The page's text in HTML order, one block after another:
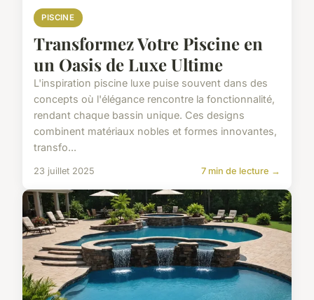
PISCINE
Transformez Votre Piscine en
un Oasis de Luxe Ultime
L'inspiration piscine luxe puise souvent dans des
concepts où l'élégance rencontre la fonctionnalité,
rendant chaque bassin unique. Ces designs
combinent matériaux nobles et formes innovantes,
transfo...
23 juillet 2025 7 min de lecture →